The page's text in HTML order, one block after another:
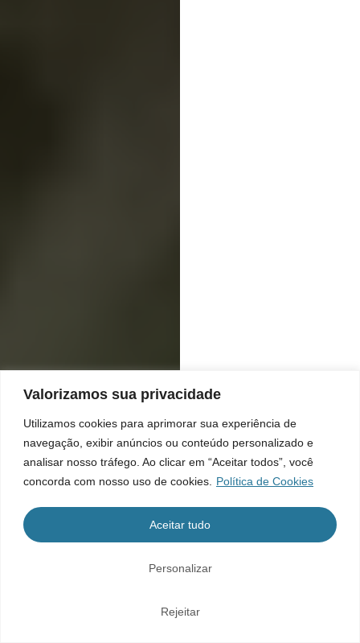
Valorizamos sua privacidade
Utilizamos cookies para aprimorar sua experiência de
navegação, exibir anúncios ou conteúdo personalizado e
analisar nosso tráfego. Ao clicar em “Aceitar todos”, você
concorda com nosso uso de cookies.
Política de Cookies
Personalizar
Rejeitar
Aceitar tudo